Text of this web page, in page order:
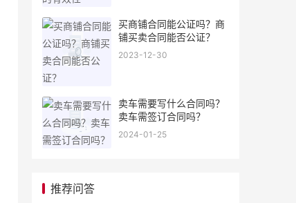
买商铺合同能公证吗？商
铺买卖合同能否公证？
2023-12-30
卖车需要写什么合同吗？
卖车需签订合同吗？
2024-01-25
推荐问答